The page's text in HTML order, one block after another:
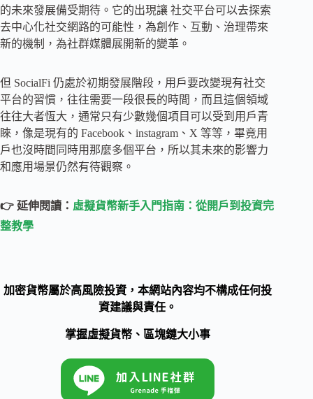
的未來發展備受期待。它的出現讓 社交平台可以去探索
去中心化社交網路的可能性，為創作、互動、治理帶來
新的機制，為社群媒體展開新的變革。
但 SocialFi 仍處於初期發展階段，用戶要改變現有社交
平台的習慣，往往需要一段很長的時間，而且這個領域
往往大者恆大，通常只有少數幾個項目可以受到用戶青
睞，像是現有的 Facebook、instagram、X 等等，畢竟用
戶也沒時間​同時用那麼多個平台，所以其未來的影響力
和應用場景仍然有待觀察。
👉 延伸閱讀： 虛擬貨幣新手入門指南：從開戶到投資完
整教學
加密貨幣屬於高風險投資，本網站內容均不構成任何投
資建議與責任。
掌握虛擬貨幣、區塊鏈大小事